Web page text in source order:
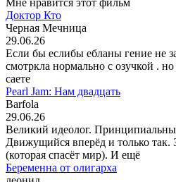
Доктор Кто
Черная Мечница
29.06.26
Если бы еслибы ебланы гение не
смотркла нормально с озучкой .
саете
Pearl Jam: Нам двадцать
Barfola
29.06.26
Великий идеолог.
Движущийся вперёд и только так.
(которая спасёт мир). И ещё
Беременна от олигарха